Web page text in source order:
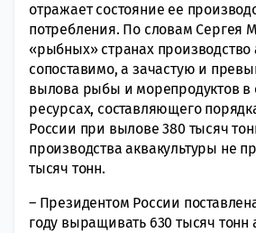
отражает состояние ее
потребления. По словам Сергея
«рыбных» странах производство
сопоставимо, а зачастую и
вылова рыбы и морепродуктов в
ресурсах, составляющего
России при вылове 380 тысяч
производства аквакультуры не
тысяч тонн.
– Президентом России
году выращивать 630 тысяч тонн